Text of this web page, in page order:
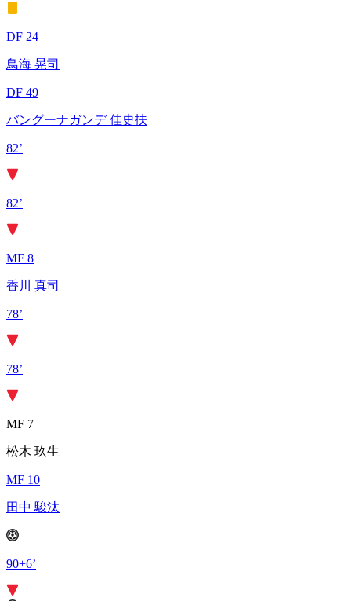
DF 24
鳥海 晃司
DF 49
バングーナガンデ 佳史扶
82’
82’
MF 8
香川 真司
78’
78’
MF 7
松木 玖生
MF 10
田中 駿汰
90+6’